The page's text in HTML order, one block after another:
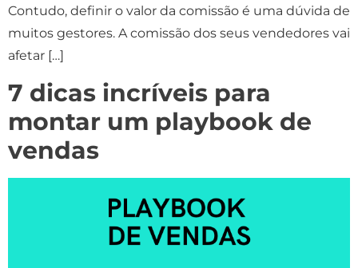
Contudo, definir o valor da comissão é uma dúvida de
muitos gestores. A comissão dos seus vendedores vai
afetar […]
7 dicas incríveis para
montar um playbook de
vendas